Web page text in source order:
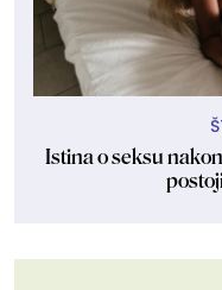
Istina o seksu